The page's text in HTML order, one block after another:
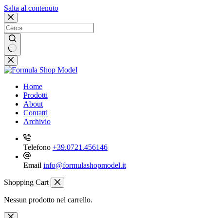
Salta al contenuto
Nessun
risultato
Home
Prodotti
About
Contatti
Archivio
Telefono +39.0721.456146
Email info@formulashopmodel.it
Shopping Cart
Nessun prodotto nel carrello.